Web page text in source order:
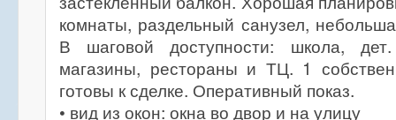
комнаты, раздельный санузел,
В шаговой доступности: школа,
магазины, рестораны и ТЦ. 1
готовы к сделке. Оперативный показ.
• вид из окон: окна во двор и на улицу